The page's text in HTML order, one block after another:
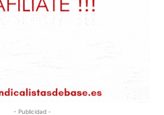
- Publicidad -